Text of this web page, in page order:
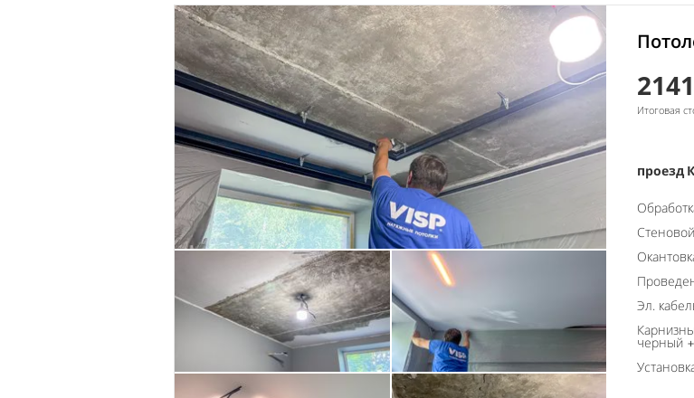
Итоговая
проезд
Эл.
черный